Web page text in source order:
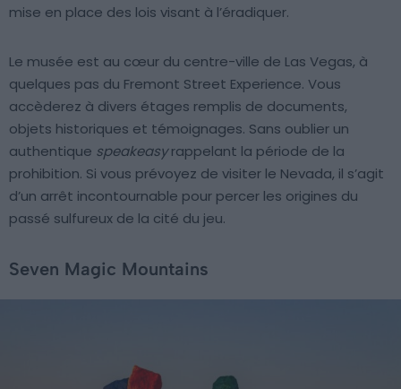
mise en place des lois visant à l’éradiquer.
Le musée est au cœur du centre-ville de Las Vegas, à
quelques pas du Fremont Street Experience. Vous
accèderez à divers étages remplis de documents,
objets historiques et témoignages. Sans oublier un
authentique speakeasyrappelant la période de la
prohibition. Si vous prévoyez de visiter le Nevada, il s’agit
d’un arrêt incontournable pour percer les origines du
passé sulfureux de la cité du jeu.
Seven Magic Mountains